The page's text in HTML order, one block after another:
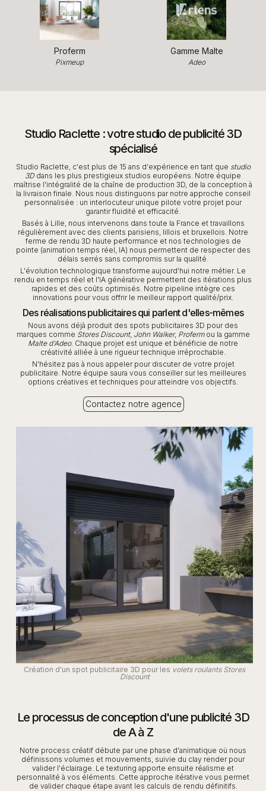
Proferm
Pixmeup
Gamme Malte
Adeo
Studio Raclette : votre studio de publicité 3D
spécialisé
Studio Raclette, c'est plus de 15 ans d'expérience en tant que studio
3Ddans les plus prestigieux studios européens. Notre équipe
maîtrise l'intégralité de la chaîne de production 3D, de la conception à
la livraison finale. Nous nous distinguons par notre approche conseil
personnalisée : un interlocuteur unique pilote votre projet pour
garantir fluidité et efficacité.
Basés à Lille, nous intervenons dans toute la France et travaillons
régulièrement avec des clients parisiens, lillois et bruxellois. Notre
ferme de rendu 3D haute performance et nos technologies de
pointe (animation temps réel, IA) nous permettent de respecter des
délais serrés sans compromis sur la qualité.
L'évolution technologique transforme aujourd'hui notre métier. Le
rendu en temps réel et l'IA générative permettent des itérations plus
rapides et des coûts optimisés. Notre pipeline intègre ces
innovations pour vous offrir le meilleur rapport qualité/prix.
Des réalisations publicitaires qui parlent d'elles-mêmes
Nous avons déjà produit des spots publicitaires 3D pour des
marques comme Stores Discount, John Walker, Profermou la gamme
Malte d'Adeo. Chaque projet est unique et bénéficie de notre
créativité alliée à une rigueur technique irréprochable.
N'hésitez pas à nous appeler pour discuter de votre projet
publicitaire. Notre équipe saura vous conseiller sur les meilleures
options créatives et techniques pour atteindre vos objectifs.
Contactez notre agence
Création d'un spot publicitaire 3D pour les volets roulants Stores
Discount
Le processus de conception d'une publicité 3D
de A à Z
Notre process créatif débute par une phase d'animatique où nous
définissons volumes et mouvements, suivie du clay render pour
valider l'éclairage. Le texturing apporte ensuite réalisme et
personnalité à vos éléments. Cette approche itérative vous permet
de valider chaque étape avant les calculs de rendu définitifs.